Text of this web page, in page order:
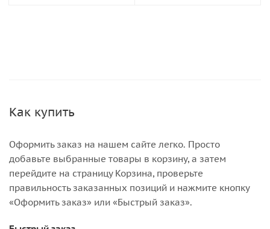
Как купить
Оформить заказ на нашем сайте легко. Просто
добавьте выбранные товары в корзину, а затем
перейдите на страницу Корзина, проверьте
правильность заказанных позиций и нажмите кнопку
«Оформить заказ» или «Быстрый заказ».